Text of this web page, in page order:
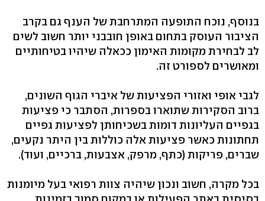
בנוסף, נוכח התופעה המתרחבת של הענף גם בקרב
הציבור העוסק בתחום באופן חובבני יותר חשוב לשים
לב לבחירת מקומות האימון ככאלה שיהיו בטיחותיים
ומאושרים לספורט זה.
לגבי אופי ואזורי הפציעות של איברי הגוף השונים,
ברוב הסקירות שתוארו בספרות, הסתבר כי פציעות
בגפיים העליונות דומות בשכיחותן לפציעות גפיים
תחתונות כאשר פציעות אלה כוללות בין היתר נקעים,
שברים, פריקות (כתף, מרפק, אצבעות, ברכיים, ועוד).
בכל מקרה, חשוב ונכון שיהיה צוות רפואי בעל מיומנות